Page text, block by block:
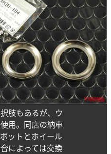
肢もあるが、ウ
用。同店の納車
ットとホイール
によっては交換